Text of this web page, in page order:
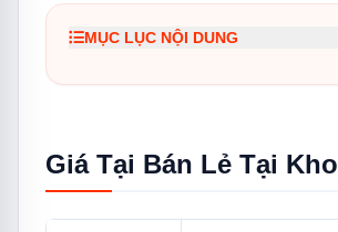
MỤC LỤC NỘI DUNG
3. Thông Số Kỹ Thuật Đầy Đủ
Giá Tại Bán Lẻ Tại Kho